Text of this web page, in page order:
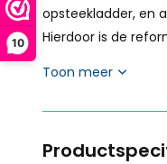
10
opsteekladder, en
Hierdoor is de
Toon meer